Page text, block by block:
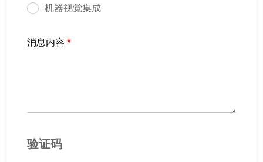
机器视觉集成
消息内容 *
验证码